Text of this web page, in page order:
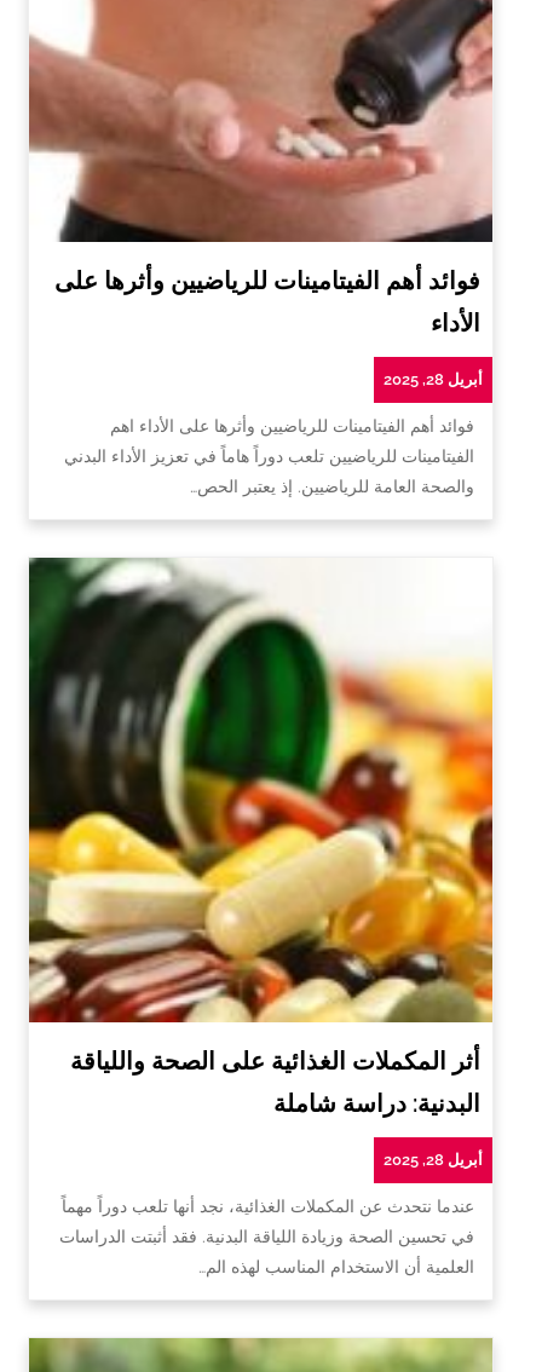
فوائد أهم الفيتامينات للرياضيين وأثرها على
الأداء
أبريل 28, 2025
فوائد أهم الفيتامينات للرياضيين وأثرها على الأداء اهم
الفيتامينات للرياضيين تلعب دوراً هاماً في تعزيز الأداء البدني
والصحة العامة للرياضيين. إذ يعتبر الحص…
أثر المكملات الغذائية على الصحة واللياقة
البدنية: دراسة شاملة
أبريل 28, 2025
عندما نتحدث عن المكملات الغذائية، نجد أنها تلعب دوراً مهماً
في تحسين الصحة وزيادة اللياقة البدنية. فقد أثبتت الدراسات
العلمية أن الاستخدام المناسب لهذه الم…